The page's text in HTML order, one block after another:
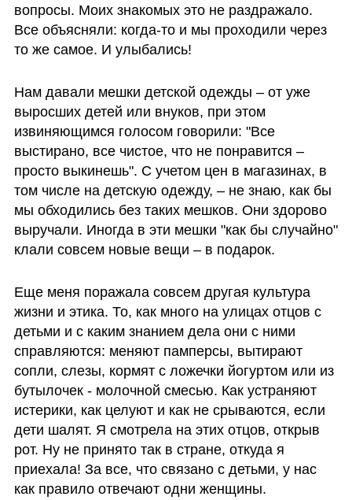
вопросы. Моих знакомых это не раздражало.
Все объясняли: когда-то и мы проходили через
то же самое. И улыбались!
Нам давали мешки детской одежды – от уже
выросших детей или внуков, при этом
извиняющимся голосом говорили: "Все
выстирано, все чистое, что не понравится –
просто выкинешь". С учетом цен в магазинах, в
том числе на детскую одежду, – не знаю, как бы
мы обходились без таких мешков. Они здорово
выручали. Иногда в эти мешки "как бы случайно"
клали совсем новые вещи – в подарок.
Еще меня поражала совсем другая культура
жизни и этика. То, как много на улицах отцов с
детьми и с каким знанием дела они с ними
справляются: меняют памперсы, вытирают
сопли, слезы, кормят с ложечки йогуртом или из
бутылочек - молочной смесью. Как устраняют
истерики, как целуют и как не срываются, если
дети шалят. Я смотрела на этих отцов, открыв
рот. Ну не принято так в стране, откуда я
приехала! За все, что связано с детьми, у нас
как правило отвечают одни женщины.